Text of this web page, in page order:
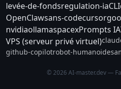
levée-de-fondsregulation-iaCLI
OpenClawsans-codecursor
nvidiaollamaspacexPrompts IA
VPS (serveur privé virtuel)
github-copilotrobot-humanoide
© 2026 AI-master.dev —